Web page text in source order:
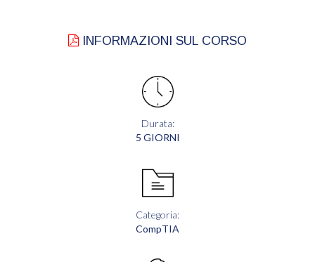
INFORMAZIONI SUL CORSO
Durata:
5 GIORNI
Categoria:
CompTIA